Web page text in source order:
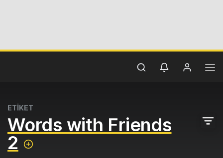
ETİKET
Words with Friends
2